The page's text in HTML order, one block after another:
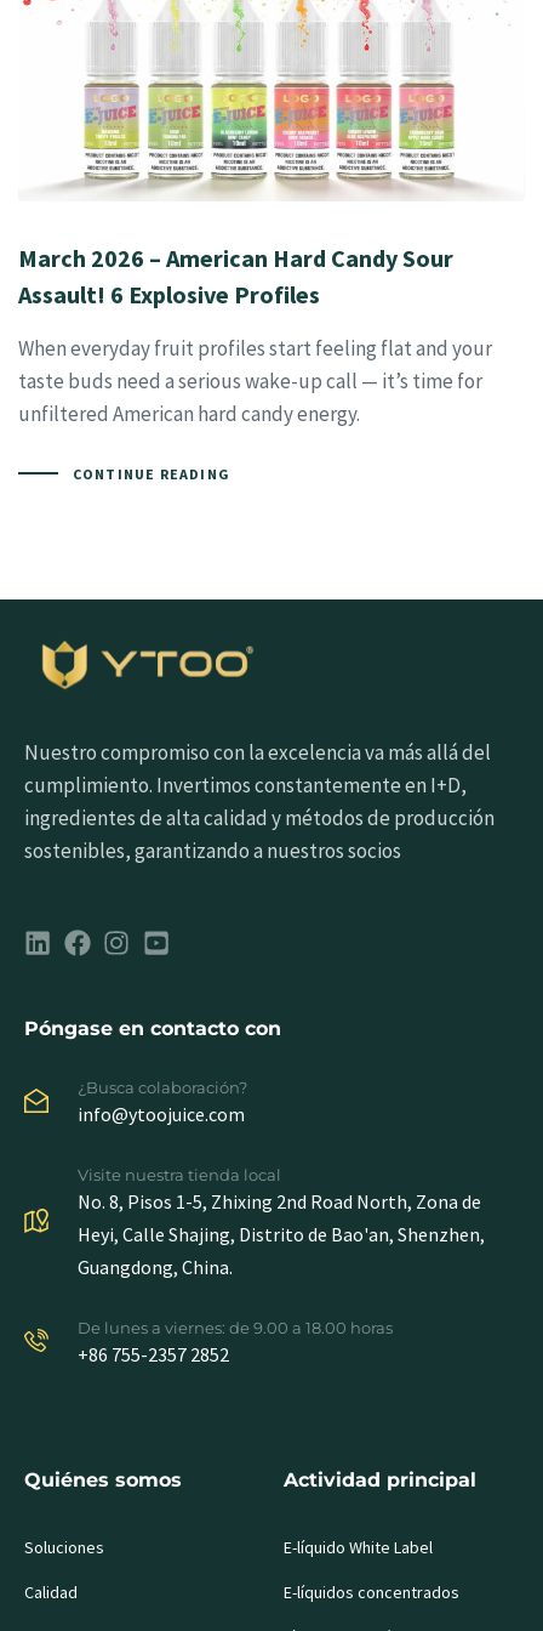
March 2026 – American Hard Candy Sour
Assault! 6 Explosive Profiles
When everyday fruit profiles start feeling flat and your
taste buds need a serious wake-up call — it’s time for
unfiltered American hard candy energy.
CONTINUE READING
Nuestro compromiso con la excelencia va más allá del
cumplimiento. Invertimos constantemente en I+D,
ingredientes de alta calidad y métodos de producción
sostenibles, garantizando a nuestros socios
Póngase en contacto con
¿Busca colaboración?
info@ytoojuice.com
Visite nuestra tienda local
No. 8, Pisos 1-5, Zhixing 2nd Road North, Zona de
Heyi, Calle Shajing, Distrito de Bao'an, Shenzhen,
Guangdong, China.
De lunes a viernes: de 9.00 a 18.00 horas
+86 755-2357 2852
Quiénes somos
Soluciones
Calidad
Actividad principal
E-líquido White Label
E-líquidos concentrados